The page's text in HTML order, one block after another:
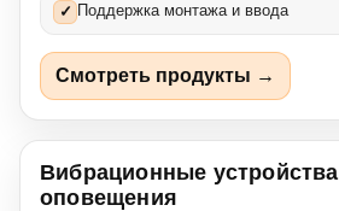
✓ Поддержка монтажа и ввода
Смотреть продукты →
Вибрационные устройства
оповещения